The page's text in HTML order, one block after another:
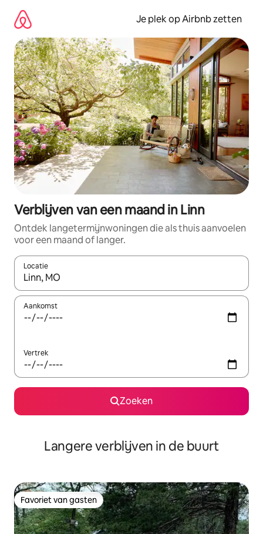
direct
naar
inhoud
Je plek op Airbnb zetten
Verblijven van een maand in Linn
Ontdek langetermijnwoningen die als thuis aanvoelen
voor een maand of langer.
Locatie
Wanneer er resultaten beschikbaar zijn, maak je een keuze
Aankomst
Vertrek
Zoeken
Langere verblijven in de buurt
Favoriet van gasten
Favoriet van gasten